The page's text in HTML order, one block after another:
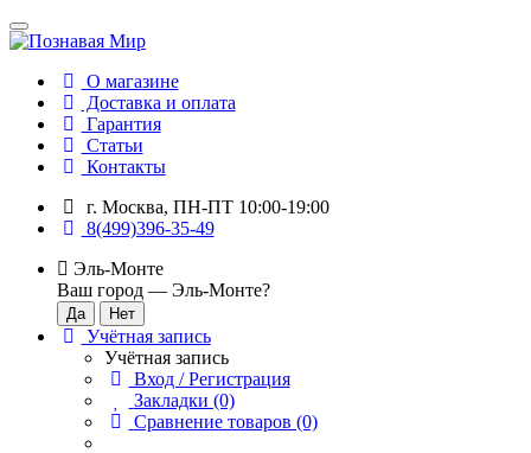
О магазине
Доставка и оплата
Гарантия
Статьи
Контакты
г. Москва, ПН-ПТ 10:00-19:00
8(499)396-35-49
Эль-Монте
Ваш город — Эль-Монте?
Учётная запись
Учётная запись
Вход / Регистрация
Закладки (0)
Сравнение товаров (0)